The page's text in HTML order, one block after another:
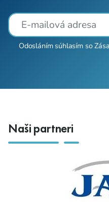
Odosláním súhlasím so
Naši partneri